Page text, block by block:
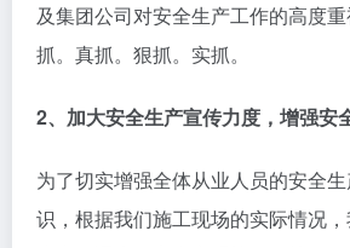
及集团公司对安全生产工作的高度
抓。真抓。狠抓。实抓。
2、加大安全生产宣传力度，增强安
为了切实增强全体从业人员的安全
识，根据我们施工现场的实际情况